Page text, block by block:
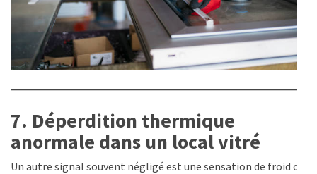
7. Déperdition thermique
anormale dans un local vitré
Un autre signal souvent négligé est une sensation de froid ou